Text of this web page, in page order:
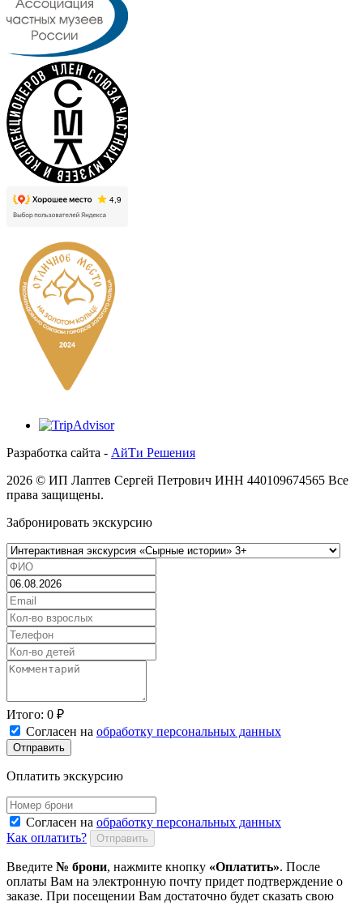
Разработка сайта - АйТи Решения
2026 © ИП Лаптев Сергей Петрович ИНН 440109674565 Все
права защищены.
Забронировать экскурсию
Итого: 0 ₽
Согласен на обработку персональных данных
Отправить
Оплатить экскурсию
Согласен на обработку персональных данных
Как оплатить?
Отправить
Введите № брони, нажмите кнопку «Оплатить». После
оплаты Вам на электронную почту придет подтверждение о
заказе. При посещении Вам достаточно будет сказать свою